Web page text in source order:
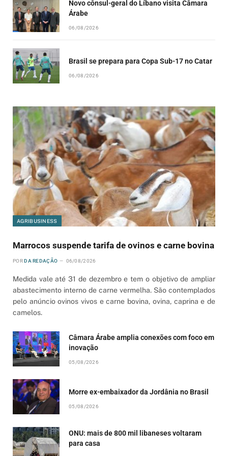
Novo cônsul-geral do Líbano visita Câmara
Árabe
06/08/2026
Brasil se prepara para Copa Sub-17 no Catar
06/08/2026
AGRIBUSINESS
Marrocos suspende tarifa de ovinos e carne bovina
POR DA REDAÇÃO 06/08/2026
Medida vale até 31 de dezembro e tem o objetivo de ampliar
abastecimento interno de carne vermelha. São contemplados
pelo anúncio ovinos vivos e carne bovina, ovina, caprina e de
camelos.
Câmara Árabe amplia conexões com foco em
inovação
05/08/2026
Morre ex-embaixador da Jordânia no Brasil
05/08/2026
ONU: mais de 800 mil libaneses voltaram
para casa